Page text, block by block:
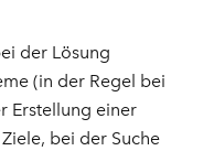
der Lösung
(in der Regel bei
Erstellung einer
bei der Suche